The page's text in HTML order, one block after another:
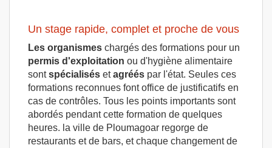
Un stage rapide, complet et proche de vous
Les organismes chargés des formations pour un
permis d'exploitation ou d'hygiène alimentaire
sontspécialisés etagréés par l'état. Seules ces
formations reconnues font office de justificatifs en
cas de contrôles. Tous les points importants sont
abordés pendant cette formation de quelques
heures. la ville de Ploumagoar regorge de
restaurants et de bars, et chaque changement de